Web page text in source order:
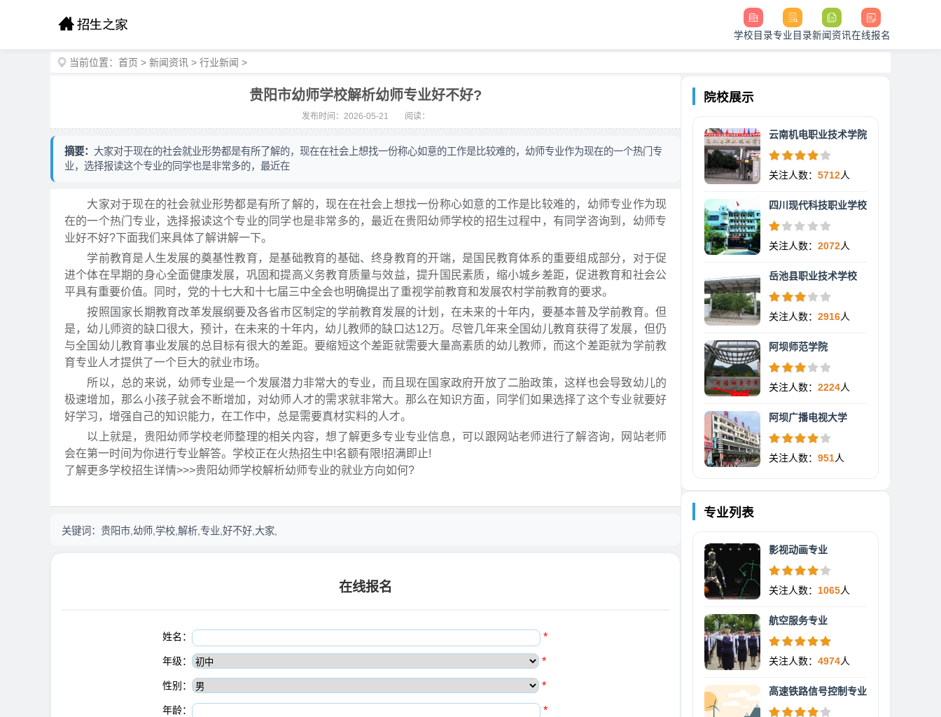
学校目录专业目录新闻资讯在线报名
当前位置： 首页 > 新闻资讯 > 行业新闻 >
贵阳市幼师学校解析幼师专业好不好?
发布时间：2026-05-21 阅读：
摘要： 大家对于现在的社会就业形势都是有所了解的，现在在社会上想找一份称心如意的工作是比较难的，幼师专业作为现在的一个热门专
业，选择报读这个专业的同学也是非常多的，最近在
大家对于现在的社会就业形势都是有所了解的，现在在社会上想找一份称心如意的工作是比较难的，幼师专业作为现
在的一个热门专业，选择报读这个专业的同学也是非常多的，最近在贵阳幼师学校的招生过程中，有同学咨询到，幼师专
业好不好?下面我们来具体了解讲解一下。
学前教育是人生发展的奠基性教育，是基础教育的基础、终身教育的开端，是国民教育体系的重要组成部分，对于促
进个体在早期的身心全面健康发展，巩固和提高义务教育质量与效益，提升国民素质，缩小城乡差距，促进教育和社会公
平具有重要价值。同时，党的十七大和十七届三中全会也明确提出了重视学前教育和发展农村学前教育的要求。
按照国家长期教育改革发展纲要及各省市区制定的学前教育发展的计划，在未来的十年内，要基本普及学前教育。但
是，幼儿师资的缺口很大，预计，在未来的十年内，幼儿教师的缺口达12万。尽管几年来全国幼儿教育获得了发展，但仍
与全国幼儿教育事业发展的总目标有很大的差距。要缩短这个差距就需要大量高素质的幼儿教师，而这个差距就为学前教
育专业人才提供了一个巨大的就业市场。
所以，总的来说，幼师专业是一个发展潜力非常大的专业，而且现在国家政府开放了二胎政策，这样也会导致幼儿的
极速增加，那么小孩子就会不断增加，对幼师人才的需求就非常大。那么在知识方面，同学们如果选择了这个专业就要好
好学习，增强自己的知识能力，在工作中，总是需要真材实料的人才。
以上就是，贵阳幼师学校老师整理的相关内容，想了解更多专业专业信息，可以跟网站老师进行了解咨询，网站老师
会在第一时间为你进行专业解答。学校正在火热招生中!名额有限!招满即止!
了解更多学校招生详情>>>贵阳幼师学校解析幼师专业的就业方向如何?
关键词： 贵阳市,幼师,学校,解析,专业,好不好,大家,
在线报名
姓名： *
年级： *
性别： *
年龄： *
院校展示
云南机电职业技术学院
关注人数： 5712人
四川现代科技职业学校
关注人数： 2072人
岳池县职业技术学校
关注人数： 2916人
阿坝师范学院
关注人数： 2224人
阿坝广播电视大学
关注人数： 951人
专业列表
影视动画专业
关注人数： 1065人
航空服务专业
关注人数： 4974人
高速铁路信号控制专业